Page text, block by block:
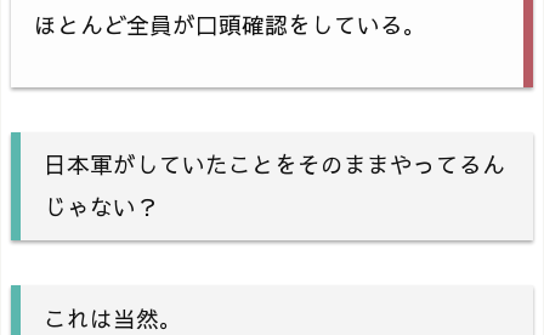
ほとんど全員が口頭確認をしている。
日本軍がしていたことをそのままやってるん
じゃない？
これは当然。